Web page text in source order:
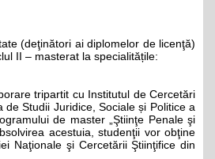
(deţinători ai diplomelor de licenţă)
II – masterat la specialitățile:
tripartit cu Institutul de Cercetări
Studii Juridice, Sociale și Politice a
de master „Ştiinţe Penale şi
acestuia, studenţii vor obţine
Naţionale şi Cercetării Ştiinţifice din